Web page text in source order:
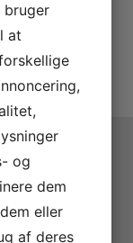
Sopran sax
med A.
40,- kr & gratis
bruger
at
og
dem
eller
af deres